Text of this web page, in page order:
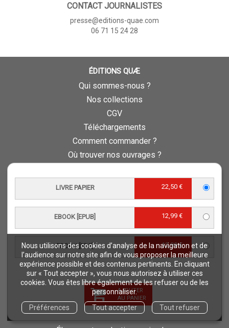
Nous utilisons des cookies d’analyse de la navigation et de
l’audience sur notre site afin de vous proposer la meilleure
expérience possible et des contenus pertinents. En cliquant
sur « Tout accepter », vous nous autorisez à utiliser ces
cookies. Vous êtes libre également de les refuser ou de les
personnaliser.
Préférences
Tout accepter Tout refuser
LIVRE PAPIER 22,50 €
EBOOK [EPUB] 12,99 €
EBOOK [PDF] 12,99 €
AJOUTER
AU PANIER
CONTACT JOURNALISTES
presse@editions-quae.com
06 71 15 24 28
ÉDITIONS QUÆ
Qui sommes-nous ?
Nos collections
CGV
Téléchargements
Comment commander ?
Où trouver nos ouvrages ?
Charte d’éthique éditoriale
Protection de vos données personnelles - RGPD
QUAE RECRUTE
Retours et commandes
NOS THÉMATIQUES
Agriculture et productions végétales
Alimentation et nutrition humaine